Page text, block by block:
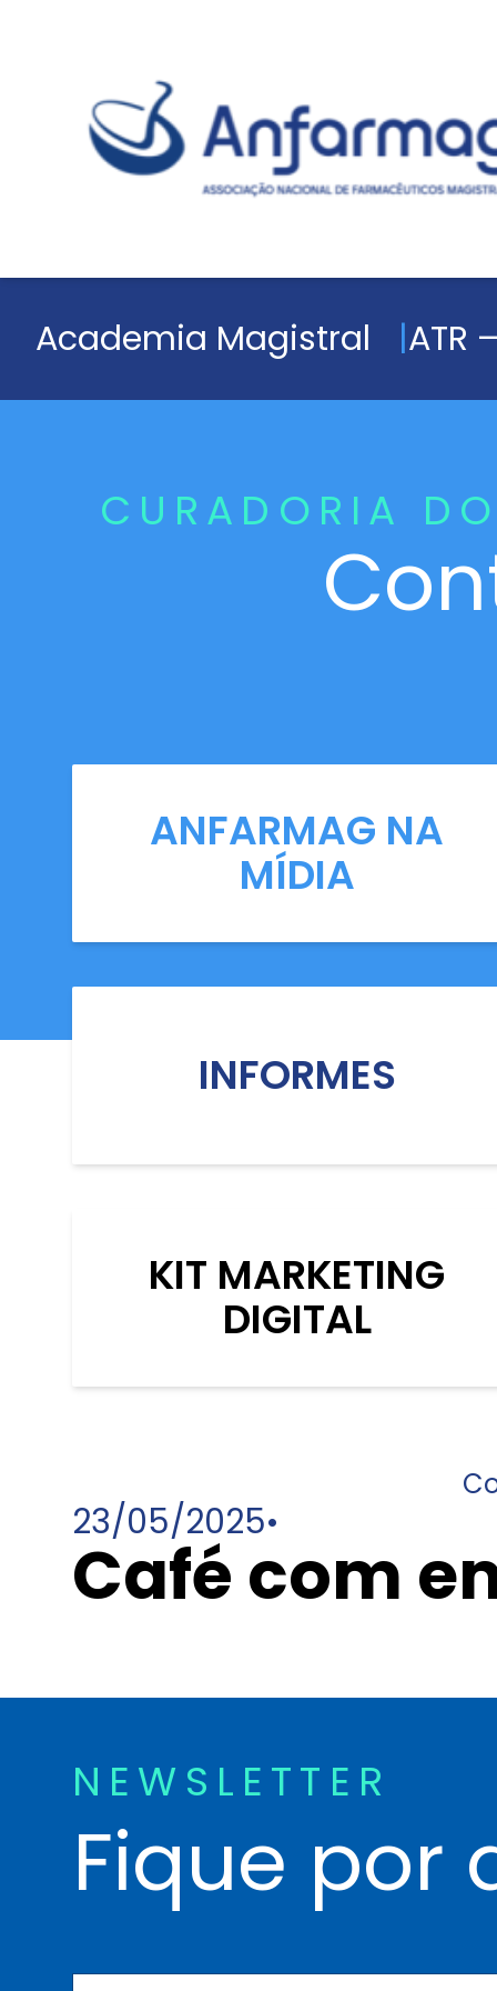
Academia Magistral ATR
CURADORIA
ANFARMAG NA
MÍDIA
INFORMES
KIT MARKETING
DIGITAL
23/05/2025•
Café com
NEWSLETTER
Fique por
N